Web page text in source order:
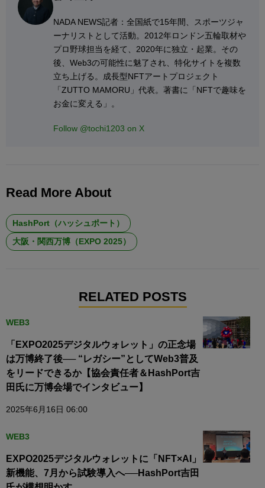
NADA NEWS記者：全国紙で15年間、スポーツジャ
ーナリストとして活動。2012年ロンドン五輪取材や
プロ野球担当を経て、2020年に独立・起業。その
後、Web3の可能性に魅了され、特化サイトを複数
立ち上げる。成長型NFTアートプロジェクト
「ZUTTO MAMORU」代表。著書に「NFTで趣味を
お金に変える」。
Follow @tochi1203 on X
Read More About
HashPort（ハッシュポート）
大阪・関西万博（EXPO 2025）
RELATED POSTS
WEB3
「EXPO2025デジタルウォレット」の正念場
は万博終了後── “レガシー”としてWeb3普及
をリードできるか【協会責任者＆HashPort吉
田氏に万博会場でインタビュー】
2025年6月16日 06:00
WEB3
EXPO2025デジタルウォレットに「NFT×AI」
新機能、7月から試験導入へ──HashPort吉田